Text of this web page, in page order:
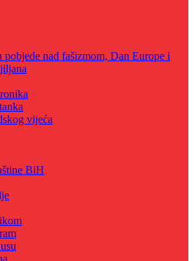
pobjede nad fašizmom, Dan Europe i
vijeća
BiH